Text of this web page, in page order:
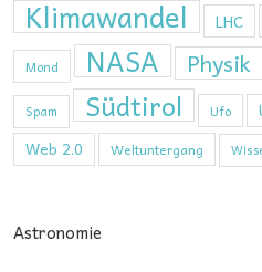
Klimawandel LHC
Mond NASA Physik
Spam Südtirol Ufo
Web 2.0 Weltuntergang
Astronomie